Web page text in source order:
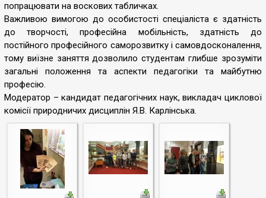
попрацювати на воскових табличках.
Важливою вимогою до особистості спеціаліста є здатність
до творчості, професійна мобільність, здатність до
постійного професійного саморозвитку і самовдосконалення,
тому виїзне заняття дозволило студентам глибше зрозуміти
загальні положення та аспекти педагогіки та майбутню
професію.
Модератор – кандидат педагогічних наук, викладач циклової
комісії природничих дисциплін Я.В. Карлінська.